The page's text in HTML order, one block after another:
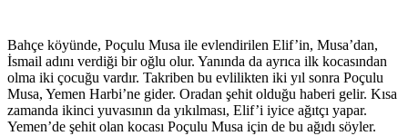
Bahçe köyünde, Poçulu Musa ile evlendirilen Elif’in, Musa’dan,
İsmail adını verdiği bir oğlu olur. Yanında da ayrıca ilk kocasından
olma iki çocuğu vardır. Takriben bu evlilikten iki yıl sonra Poçulu
Musa, Yemen Harbi’ne gider. Oradan şehit olduğu haberi gelir. Kısa
zamanda ikinci yuvasının da yıkılması, Elif’i iyice ağıtçı yapar.
Yemen’de şehit olan kocası Poçulu Musa için de bu ağıdı söyler.